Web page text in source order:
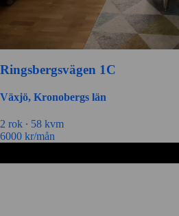
Ringsbergsvägen 1C
Växjö, Kronobergs län
2 rok ∙ 58 kvm
6000 kr/mån